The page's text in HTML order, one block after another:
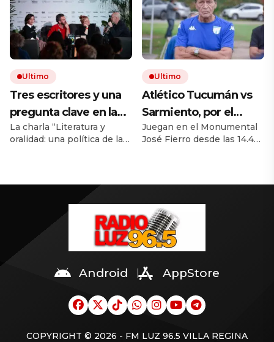
administrador, fue una
figura decisiva en la carrera
de su hijo. Desde los
primeros pasos en Rosario
hasta la construcción de
una marca global.
formaciones y cómo
ver el partido
dos derrotas al hilo. El
Pincha viene de caer ante
Boca.
Ultimo
Tres escritores y una
pregunta clave en la
Feria de Editores: ¿se
puede aprender a
La charla “Literatura y
oralidad: una política de la
construir literatura. Dani
Marie Gouiric compartieron
sus métodos de trabajo. La
escucha apareció como
una práctica artística y
Ultimo
Atlético Tucumán vs
Sarmiento, por el
Torneo Clausura EN
VIVO: a qué hora
Juegan en el Monumental
José Fierro desde las 14.45,
busca sumar en su lucha
Android AppStore
COPYRIGHT © 2026 - FM LUZ 96.5 VILLA REGINA